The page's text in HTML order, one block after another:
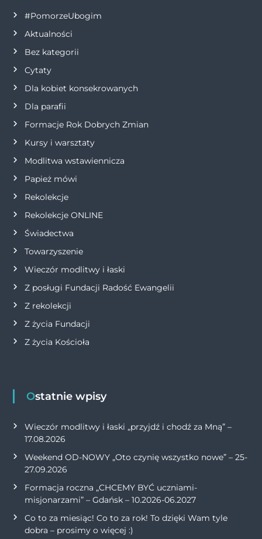
a
c
j
a
w
p
i
s
u
#PomorzeUbogim
Aktualności
Bez kategorii
Cytaty
Dla kobiet konsekrowanych
Dla parafii
Formacje Rok Dobrych Zmian
Kursy i warsztaty
Modlitwa wstawiennicza
Papież mówi
Rekolekcje
Rekolekcje ONLINE
Świadectwa
Towarzyszenie
Wieczór modlitwy i łaski
Z posługi Fundacji Radość Ewangelii
Z rekolekcji
Z życia Fundacji
Z życia Kościoła
Ostatnie wpisy
Wieczór modlitwy i łaski „przyjdź i chodź za Mną” –
17.08.2026
Weekend OD-NOWY „Oto czynię wszystko nowe” – 25-
27.09.2026
Formacja roczna „CHCEMY BYĆ uczniami-
misjonarzami” – Gdańsk – 10.2026-06.2027
Co to za miesiąc! Co to za rok! To dzięki Wam tyle
dobra – prosimy o więcej :)